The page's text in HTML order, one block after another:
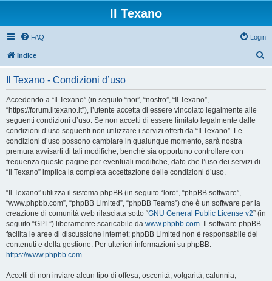
Il Texano
FAQ Login
Indice
Il Texano - Condizioni d’uso
Accedendo a “Il Texano” (in seguito “noi”, “nostro”, “Il Texano”,
“https://forum.iltexano.it”), l’utente accetta di essere vincolato legalmente alle
seguenti condizioni d’uso. Se non accetti di essere limitato legalmente dalle
condizioni d’uso seguenti non utilizzare i servizi offerti da “Il Texano”. Le
condizioni d’uso possono cambiare in qualunque momento, sarà nostra
premura avvisarti di tali modifiche, benché sia opportuno controllare con
frequenza queste pagine per eventuali modifiche, dato che l’uso dei servizi di
“Il Texano” implica la completa accettazione delle condizioni d’uso.
“Il Texano” utilizza il sistema phpBB (in seguito “loro”, “phpBB software”,
“www.phpbb.com”, “phpBB Limited”, “phpBB Teams”) che è un software per la
creazione di comunità web rilasciata sotto “GNU General Public License v2” (in
seguito “GPL”) liberamente scaricabile da www.phpbb.com. Il software phpBB
facilita le aree di discussione internet; phpBB Limited non è responsabile dei
contenuti e della gestione. Per ulteriori informazioni su phpBB:
https://www.phpbb.com.
Accetti di non inviare alcun tipo di offesa, oscenità, volgarità, calunnia,